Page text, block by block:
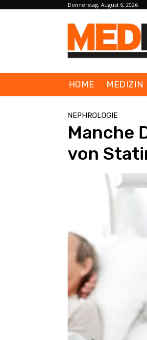
Donnerstag, August 6, 2026
HOME MEDIZIN
NEPHROLOGIE
Manche
von